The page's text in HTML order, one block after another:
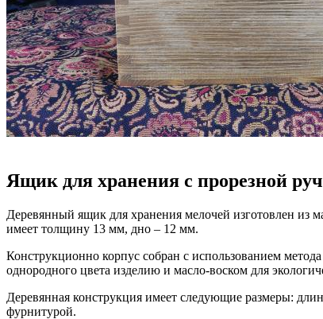
Ящик для хранения с прорезной
Деревянный ящик для хранения мелочей изготовлен из
имеет толщину 13 мм, дно – 12 мм.
Конструкционно корпус собран с использованием
однородного цвета изделию и масло-воском для
Деревянная конструкция имеет следующие размеры:
фурнитурой.